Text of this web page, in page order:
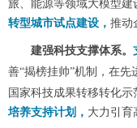
旅、能源等领域大模型
转型城市试点建设， 推动
建强科技支撑体系。
善“揭榜挂帅”机制，在
国家科技成果转移转化
培养支持计划， 大力引育